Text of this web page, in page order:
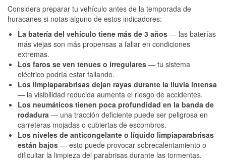
Considera preparar tu vehículo antes de la temporada de
huracanes si notas alguno de estos indicadores:
La batería del vehículo tiene más de 3 años — las baterías
más viejas son más propensas a fallar en condiciones
extremas.
Los faros se ven tenues o irregulares — tu sistema
eléctrico podría estar fallando.
Los limpiaparabrisas dejan rayas durante la lluvia intensa
— la visibilidad reducida aumenta el riesgo de accidentes.
Los neumáticos tienen poca profundidad en la banda de
rodadura — una tracción deficiente puede ser peligrosa en
carreteras mojadas o cubiertas de escombros.
Los niveles de anticongelante o líquido limpiaparabrisas
están bajos — esto puede provocar sobrecalentamiento o
dificultar la limpieza del parabrisas durante las tormentas.